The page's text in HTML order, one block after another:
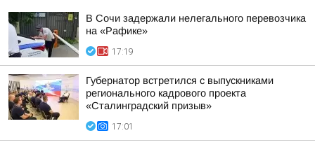
В Сочи задержали нелегального перевозчика
на «Рафике»
17:19
Губернатор встретился с выпускниками
регионального кадрового проекта
«Сталинградский призыв»
17:01